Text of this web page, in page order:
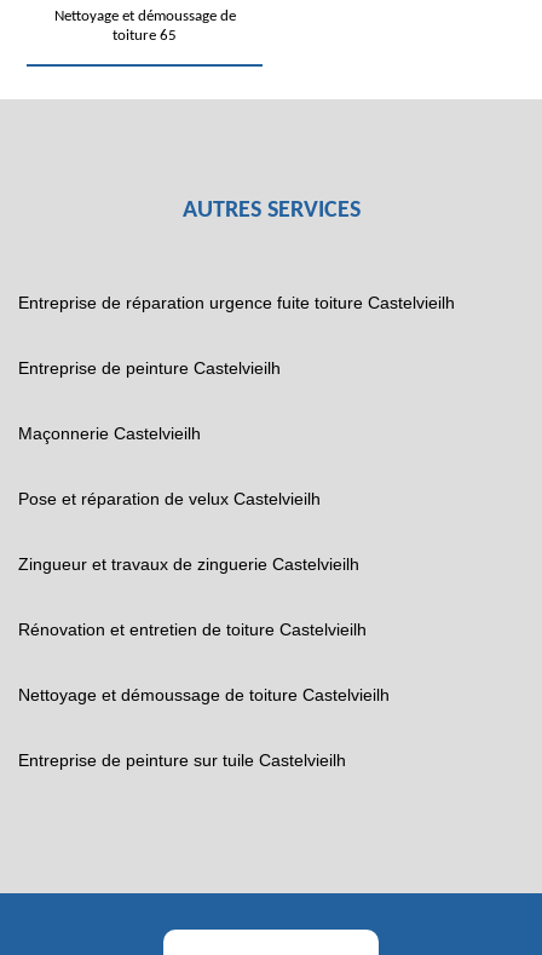
Nettoyage et démoussage de
toiture 65
AUTRES SERVICES
Entreprise de réparation urgence fuite toiture Castelvieilh
Entreprise de peinture Castelvieilh
Maçonnerie Castelvieilh
Pose et réparation de velux Castelvieilh
Zingueur et travaux de zinguerie Castelvieilh
Rénovation et entretien de toiture Castelvieilh
Nettoyage et démoussage de toiture Castelvieilh
Entreprise de peinture sur tuile Castelvieilh